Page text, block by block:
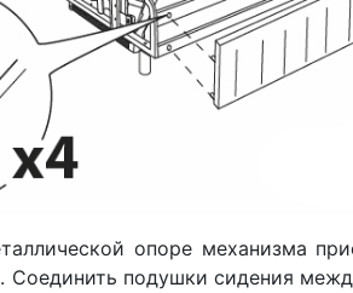
опоре механизма
Соединить подушки сидения